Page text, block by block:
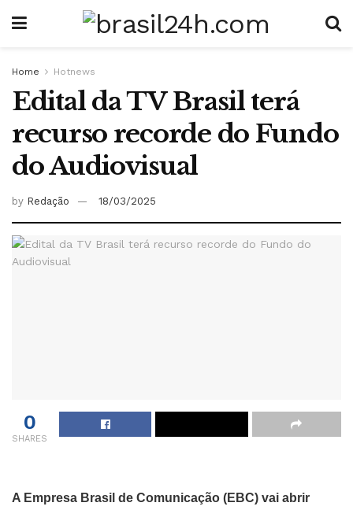
Home Hotnews
Edital da TV Brasil terá
recurso recorde do Fundo
do Audiovisual
by Redação 18/03/2025
0
SHARES
A Empresa Brasil de Comunicação (EBC) vai abrir